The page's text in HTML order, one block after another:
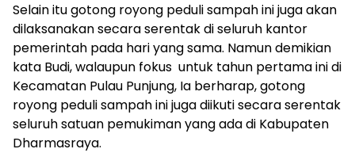
Selain itu gotong royong peduli sampah ini juga akan
dilaksanakan secara serentak di seluruh kantor
pemerintah pada hari yang sama. Namun demikian
kata Budi, walaupun fokus untuk tahun pertama ini di
Kecamatan Pulau Punjung, Ia berharap, gotong
royong peduli sampah ini juga diikuti secara serentak
seluruh satuan pemukiman yang ada di Kabupaten
Dharmasraya.